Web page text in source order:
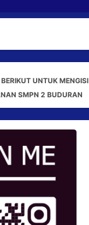
UNTUK MENGISI
SMPN 2 BUDURAN